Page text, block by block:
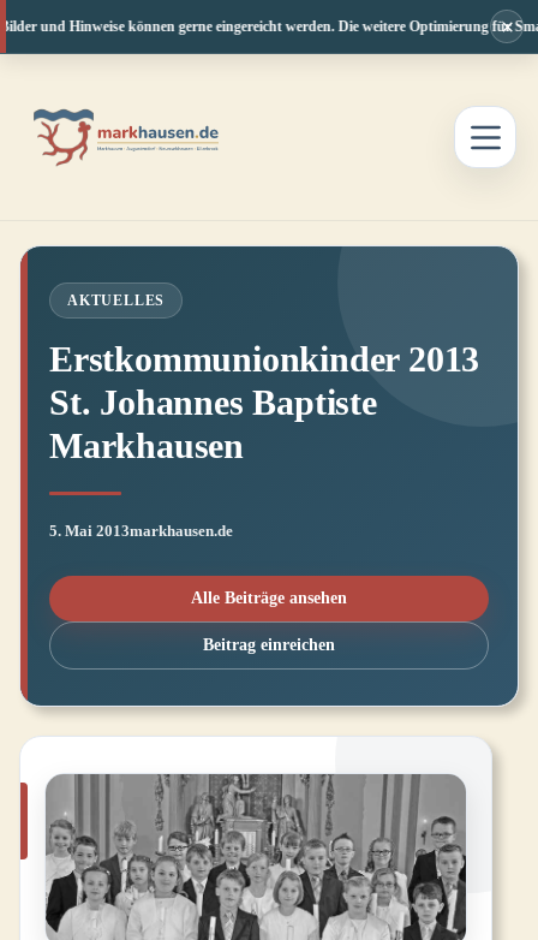
und Hinweise können gerne eingereicht werden. Die weitere Optimierung für×
springen
AKTUELLES
Erstkommunionkinder 2013
St. Johannes Baptiste
Markhausen
5. Mai 2013markhausen.de
Alle Beiträge ansehen
Beitrag einreichen